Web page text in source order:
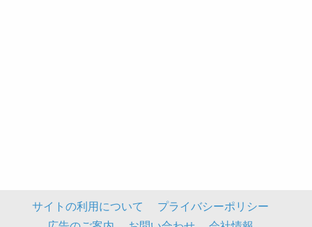
サイトの利用について
プライバシーポリシー